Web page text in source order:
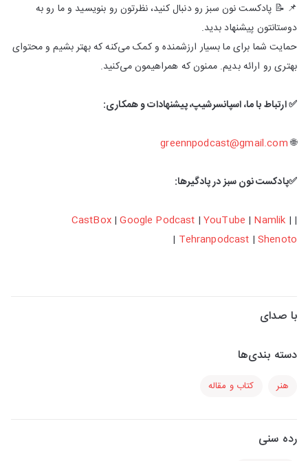
📌 📝 پادکست نون سبز رو دنبال کنید، نظرتون رو بنویسید و ما رو به
دوستانتون پیشنهاد بدید.
حمایت شما برای ما بسیار ارزشمنده و کمک می‌کنه که بهتر بشیم و محتوای
بهتری رو ارائه بدیم. ممنون که همراهیمون می‌کنید.
✅ ارتباط با ما، اسپانسرشیپ، پیشنهادات و همکاری:
🌐
greennpodcast@gmail.com
✅پادکست نون سبز در پادگیرها:
|
CastBox|Google Podcast | YouTube | Namlik |
Tehranpodcast | Shenoto
|
با صدای
دسته بندی‌ها
هنر کتاب و مقاله
رده سنی